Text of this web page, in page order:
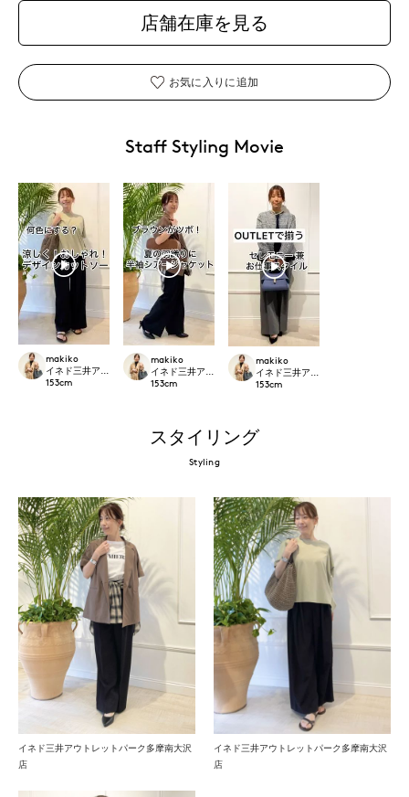
店舗在庫を見る
お気に入りに追加
Staff Styling Movie
makiko
イネド三井アウトレットパーク多摩南大沢店
153cm
makiko
イネド三井アウトレットパーク多摩南大沢店
153cm
makiko
イネド三井アウトレットパーク多摩
153cm
スタイリング
Styling
イネド三井アウトレットパーク多摩南大沢
店
イネド三井アウトレットパーク多摩南大沢
店